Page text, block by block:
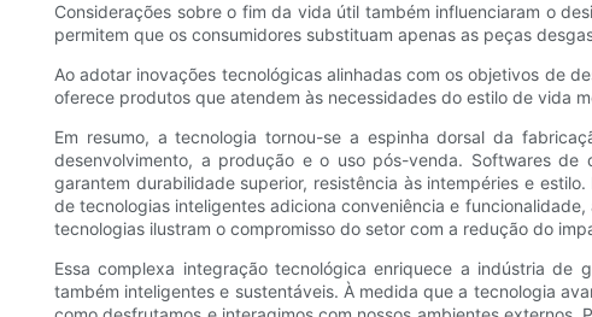
Considerações sobre o fim da vida útil também influenciaram o
permitem que os consumidores substituam apenas as peças
Ao adotar inovações tecnológicas alinhadas com os objetivos de
oferece produtos que atendem às necessidades do estilo de vida
Em resumo, a tecnologia tornou-se a espinha dorsal da
desenvolvimento, a produção e o uso pós-venda. Softwares
garantem durabilidade superior, resistência às intempéries e
de tecnologias inteligentes adiciona conveniência e
tecnologias ilustram o compromisso do setor com a redução do
Essa complexa integração tecnológica enriquece a indústria
também inteligentes e sustentáveis. À medida que a tecnologia